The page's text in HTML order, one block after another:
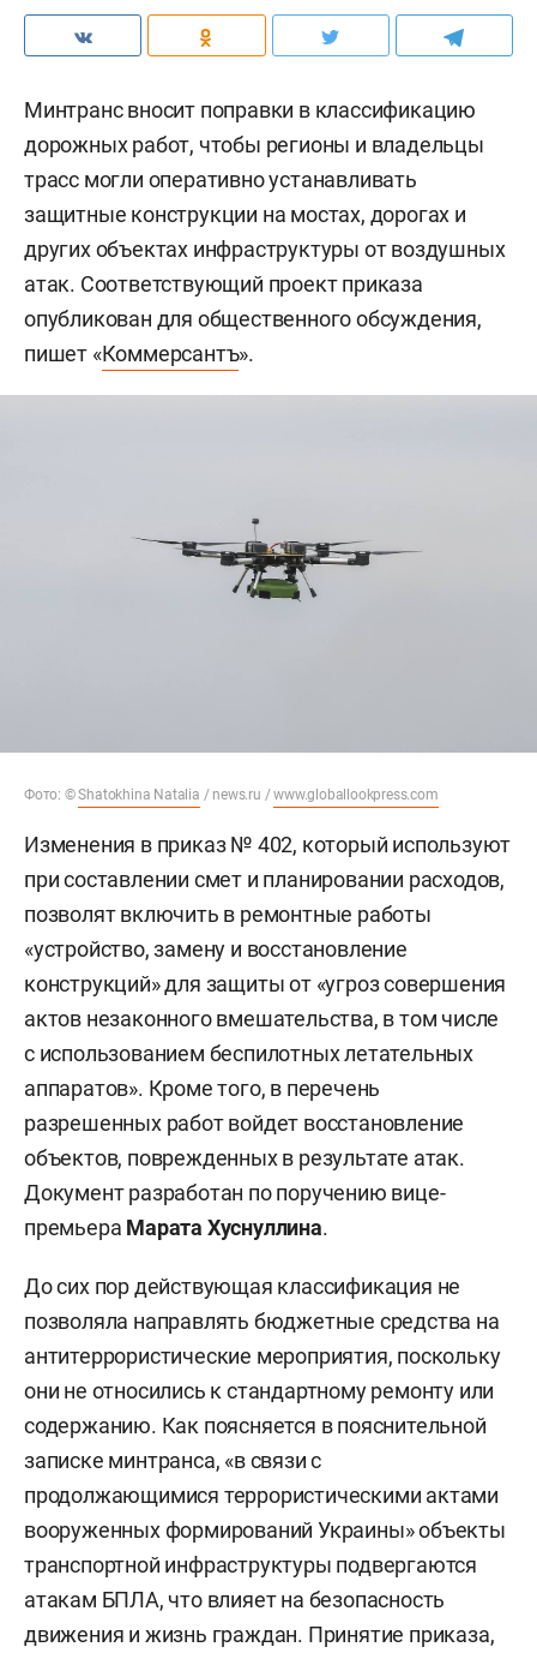
Минтранс вносит поправки в классификацию
дорожных работ, чтобы регионы и владельцы
трасс могли оперативно устанавливать
защитные конструкции на мостах, дорогах и
других объектах инфраструктуры от воздушных
атак. Соответствующий проект приказа
опубликован для общественного обсуждения,
пишет «Коммерсантъ».
Фото: ©Shatokhina Natalia / news.ru /www.globallookpress.com
Изменения в приказ № 402, который используют
при составлении смет и планировании расходов,
позволят включить в ремонтные работы
«устройство, замену и восстановление
конструкций» для защиты от «угроз совершения
актов незаконного вмешательства, в том числе
с использованием беспилотных летательных
аппаратов». Кроме того, в перечень
разрешенных работ войдет восстановление
объектов, поврежденных в результате атак.
Документ разработан по поручению вице-
премьера Марата Хуснуллина.
До сих пор действующая классификация не
позволяла направлять бюджетные средства на
антитеррористические мероприятия, поскольку
они не относились к стандартному ремонту или
содержанию. Как поясняется в пояснительной
записке минтранса, «в связи с
продолжающимися террористическими актами
вооруженных формирований Украины» объекты
транспортной инфраструктуры подвергаются
атакам БПЛА, что влияет на безопасность
движения и жизнь граждан. Принятие приказа,